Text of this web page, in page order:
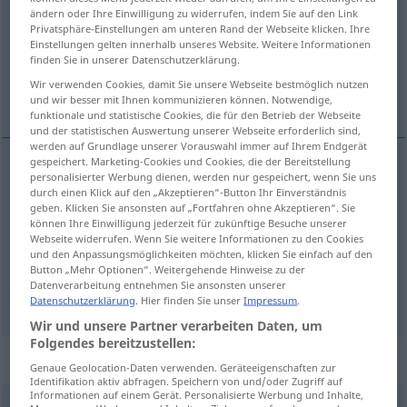
Übersicht aller Übersetzungen
(Für mehr Details die Übersetzung anklicken/antippen)
pracować, być w ruchu, funkcjonować
pracować(beiu GENna LOK),(alsjako),(an DAT
nad INST ),(fürna, za AKK),(für/ jemanden, etwas
dla GEN) arbeiten
byćwruchu,funkcjonować arbeiten
„arbeiten“: reflexives Verb
ändern oder Ihre Einwilligung zu widerrufen, indem Sie auf den Link
Privatsphäre-Einstellungen am unteren Rand der Webseite klicken. Ihre
Einstellungen gelten innerhalb unseres Website. Weitere Informationen
finden Sie in unserer Datenschutzerklärung.
Wir verwenden Cookies, damit Sie unsere Webseite bestmöglich nutzen
und wir besser mit Ihnen kommunizieren können. Notwendige,
funktionale und statistische Cookies, die für den Betrieb der Webseite
und der statistischen Auswertung unserer Webseite erforderlich sind,
werden auf Grundlage unserer Vorauswahl immer auf Ihrem Endgerät
gespeichert. Marketing-Cookies und Cookies, die der Bereitstellung
personalisierter Werbung dienen, werden nur gespeichert, wenn Sie uns
durch einen Klick auf den „Akzeptieren“-Button Ihr Einverständnis
geben. Klicken Sie ansonsten auf „Fortfahren ohne Akzeptieren“. Sie
können Ihre Einwilligung jederzeit für zukünftige Besuche unserer
Webseite widerrufen. Wenn Sie weitere Informationen zu den Cookies
und den Anpassungsmöglichkeiten möchten, klicken Sie einfach auf den
Button „Mehr Optionen“. Weitergehende Hinweise zu der
Datenverarbeitung entnehmen Sie ansonsten unserer
Datenschutzerklärung. Hier finden Sie unserImpressum.
Wir und unsere Partner verarbeiten Daten, um
Folgendes bereitzustellen:
Genaue Geolocation-Daten verwenden. Geräteeigenschaften zur
Identifikation aktiv abfragen. Speichern von und/oder Zugriff auf
Informationen auf einem Gerät. Personalisierte Werbung und Inhalte,